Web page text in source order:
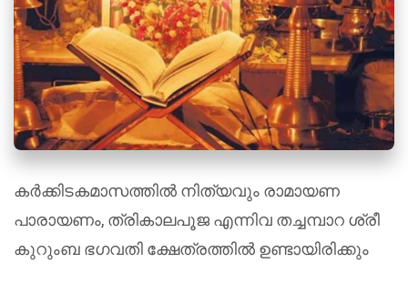
കർക്കിടകമാസത്തിൽ നിത്യവും രാമായണ
പാരായണം, ത്രികാലപൂജ എന്നിവ തച്ചമ്പാറ ശ്രീ
കുറുംബ ഭഗവതി ക്ഷേത്രത്തിൽ ഉണ്ടായിരിക്കും